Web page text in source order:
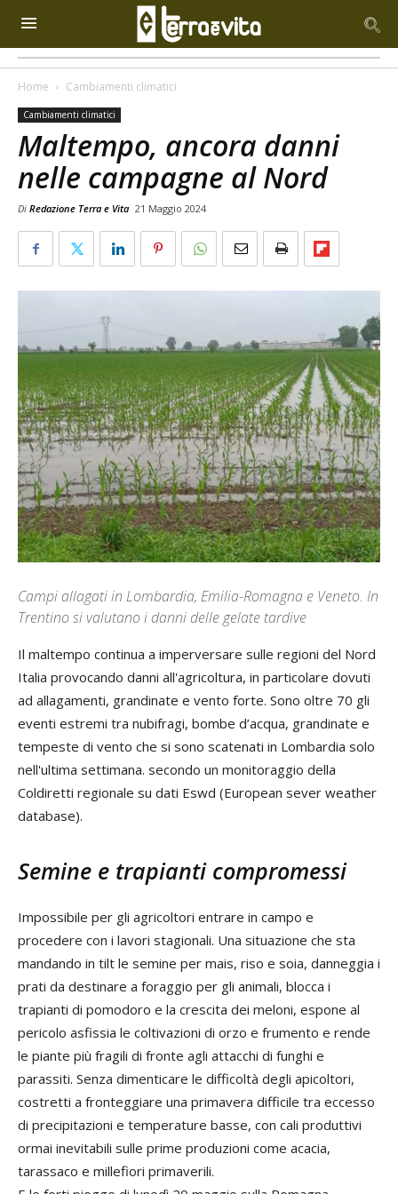
Home Cambiamenti climatici
Cambiamenti climatici
Maltempo, ancora danni
nelle campagne al Nord
Di Redazione Terra e Vita 21 Maggio 2024
Campi allagati in Lombardia, Emilia-Romagna e Veneto. In
Trentino si valutano i danni delle gelate tardive
Il maltempo continua a imperversare sulle regioni del Nord
Italia provocando danni all'agricoltura, in particolare dovuti
ad allagamenti, grandinate e vento forte. Sono oltre 70 gli
eventi estremi tra nubifragi, bombe d’acqua, grandinate e
tempeste di vento che si sono scatenati in Lombardia solo
nell'ultima settimana. secondo un monitoraggio della
Coldiretti regionale su dati Eswd (European sever weather
database).
Semine e trapianti compromessi
Impossibile per gli agricoltori entrare in campo e
procedere con i lavori stagionali. Una situazione che sta
mandando in tilt le semine per mais, riso e soia, danneggia i
prati da destinare a foraggio per gli animali, blocca i
trapianti di pomodoro e la crescita dei meloni, espone al
pericolo asfissia le coltivazioni di orzo e frumento e rende
le piante più fragili di fronte agli attacchi di funghi e
parassiti. Senza dimenticare le difficoltà degli apicoltori,
costretti a fronteggiare una primavera difficile tra eccesso
di precipitazioni e temperature basse, con cali produttivi
ormai inevitabili sulle prime produzioni come acacia,
tarassaco e millefiori primaverili.